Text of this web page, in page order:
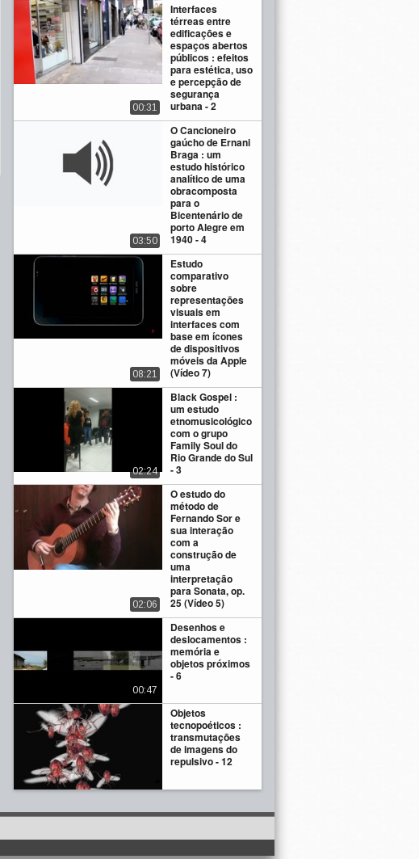
Interfaces
térreas entre
edificações e
espaços abertos
públicos : efeitos
para estética, uso
e percepção de
segurança
urbana - 2
00:31
O Cancioneiro
gaúcho de Ernani
Braga : um
estudo histórico
analítico de uma
obracomposta
para o
Bicentenário de
porto Alegre em
1940 - 4
03:50
Estudo
comparativo
sobre
representações
visuais em
interfaces com
base em ícones
de dispositivos
móveis da Apple
(Vídeo 7)
08:21
Black Gospel :
um estudo
etnomusicológico
com o grupo
Family Soul do
Rio Grande do Sul
- 3
02:24
O estudo do
método de
Fernando Sor e
sua interação
com a
construção de
uma
interpretação
para Sonata, op.
25 (Vídeo 5)
02:06
Desenhos e
deslocamentos :
memória e
objetos próximos
- 6
00:47
Objetos
tecnopoéticos :
transmutações
de imagens do
repulsivo - 12